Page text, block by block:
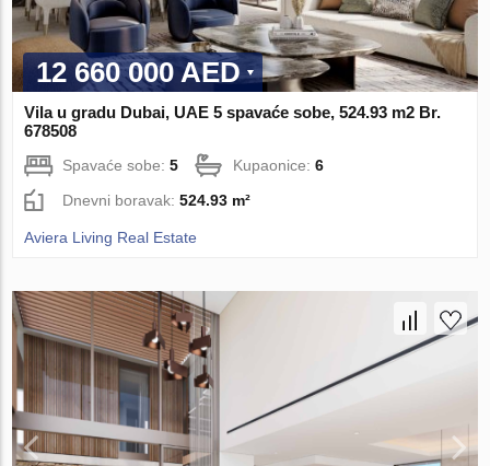
12 660 000 AED
Vila u gradu Dubai, UAE 5 spavaće sobe, 524.93 m2 Br.
678508
Spavaće sobe:5 Kupaonice:6
Dnevni boravak:524.93 m²
Aviera Living Real Estate